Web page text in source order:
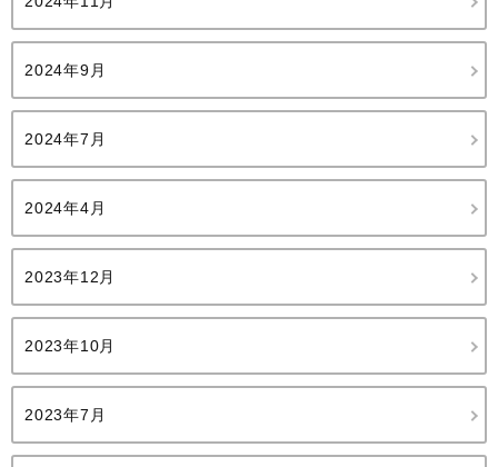
2024年9月
2024年7月
2024年4月
2023年12月
2023年10月
2023年7月